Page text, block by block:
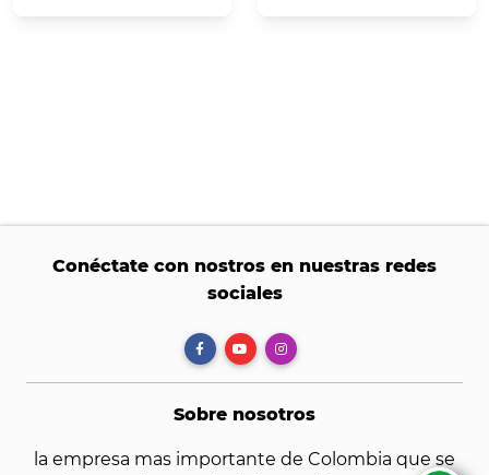
Conéctate con nostros en nuestras redes
sociales
Sobre nosotros
la empresa mas importante de Colombia que se